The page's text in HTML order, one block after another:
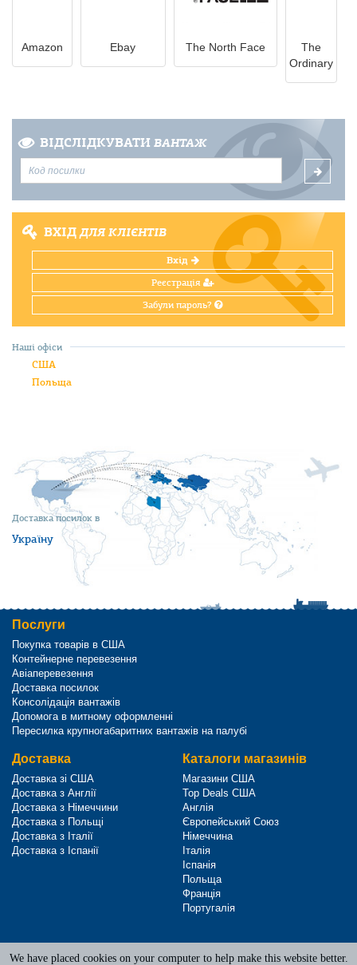
Amazon Ebay The North Face
The
Ordinary
ВІДСЛІДКУВАТИ ВАНТАЖ
ВХІДДЛЯ КЛІЄНТІВ
Вхід
Реєстрація
Забули пароль?
Доставка посилок в
Україну
Наші офіси
США
Польща
Послуги
Покупка товарів в США
Контейнерне перевезення
Авіаперевезення
Доставка посилок
Консолідація вантажів
Допомога в митному оформленні
Пересилка крупногабаритних вантажів на палубі
Доставка
Доставка зі США
Доставка з Англії
Доставка з Німеччини
Доставка з Польщі
Доставка з Італії
Доставка з Іспанії
Каталоги магазинів
Магазини США
Top Deals США
Англія
Європейський Союз
Німеччина
Італія
Іспанія
Польща
Франція
Португалія
We have placed cookies on your computer to help make this website better.